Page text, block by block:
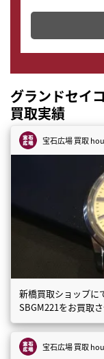
どこからでもす
グランドセイ
買取実績
宝石広場 買取
新橋買取ショップに
SBGM221をお買取
宝石広場 買取